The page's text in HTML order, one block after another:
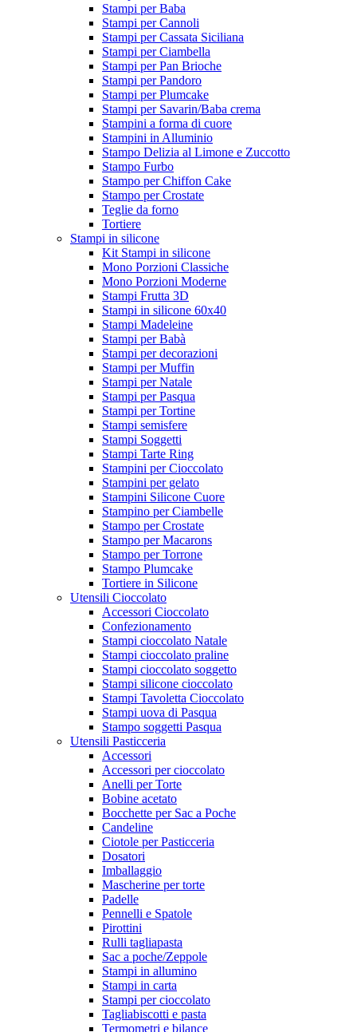
Stampi per Baba
Stampi per Cannoli
Stampi per Cassata Siciliana
Stampi per Ciambella
Stampi per Pan Brioche
Stampi per Pandoro
Stampi per Plumcake
Stampi per Savarin/Baba crema
Stampini a forma di cuore
Stampini in Alluminio
Stampo Delizia al Limone e Zuccotto
Stampo Furbo
Stampo per Chiffon Cake
Stampo per Crostate
Teglie da forno
Tortiere
Stampi in silicone
Kit Stampi in silicone
Mono Porzioni Classiche
Mono Porzioni Moderne
Stampi Frutta 3D
Stampi in silicone 60x40
Stampi Madeleine
Stampi per Babà
Stampi per decorazioni
Stampi per Muffin
Stampi per Natale
Stampi per Pasqua
Stampi per Tortine
Stampi semisfere
Stampi Soggetti
Stampi Tarte Ring
Stampini per Cioccolato
Stampini per gelato
Stampini Silicone Cuore
Stampino per Ciambelle
Stampo per Crostate
Stampo per Macarons
Stampo per Torrone
Stampo Plumcake
Tortiere in Silicone
Utensili Cioccolato
Accessori Cioccolato
Confezionamento
Stampi cioccolato Natale
Stampi cioccolato praline
Stampi cioccolato soggetto
Stampi silicone cioccolato
Stampi Tavoletta Cioccolato
Stampi uova di Pasqua
Stampo soggetti Pasqua
Utensili Pasticceria
Accessori
Accessori per cioccolato
Anelli per Torte
Bobine acetato
Bocchette per Sac a Poche
Candeline
Ciotole per Pasticceria
Dosatori
Imballaggio
Mascherine per torte
Padelle
Pennelli e Spatole
Pirottini
Rulli tagliapasta
Sac a poche/Zeppole
Stampi in allumino
Stampi in carta
Stampi per cioccolato
Tagliabiscotti e pasta
Termometri e bilance